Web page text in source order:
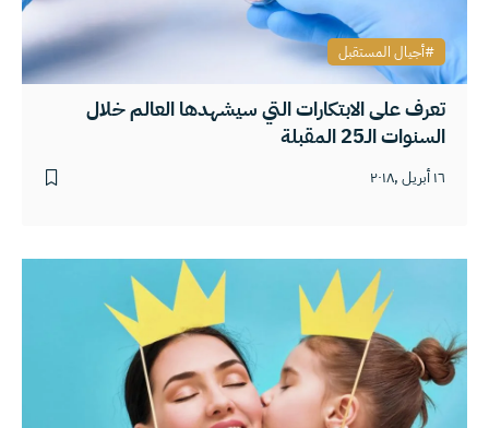
تعرف على الابتكارات التي سيشهدها العالم خلال
السنوات الـ25 المقبلة
١٦ أبريل ,٢٠١٨
أجيال المستقبل